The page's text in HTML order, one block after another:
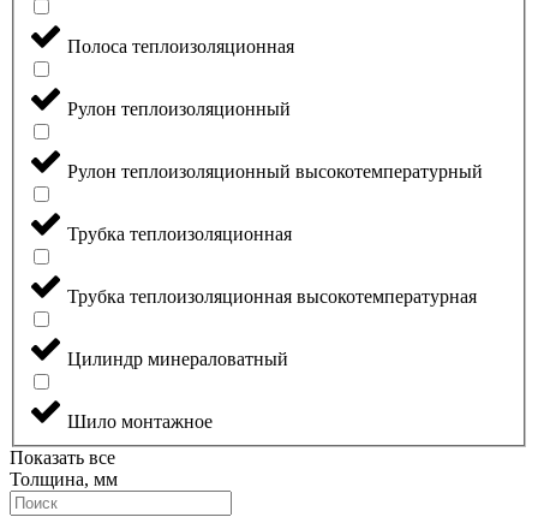
Полоса теплоизоляционная
Рулон теплоизоляционный
Рулон теплоизоляционный высокотемпературный
Трубка теплоизоляционная
Трубка теплоизоляционная высокотемпературная
Цилиндр минераловатный
Шило монтажное
Показать все
Толщина, мм